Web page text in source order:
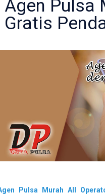
Agen Pulsa
Gratis
Pulsa Murah All